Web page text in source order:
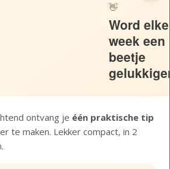
ik al heb besteed aan
paar avonden
stond de
dat ik in diezelfde
bene het boek over aan
in die serie. Maar niet in
👋
Word elke
week een
beetje
gelukkiger
ontvang je één praktische tip
te maken. Lekker compact, in 2